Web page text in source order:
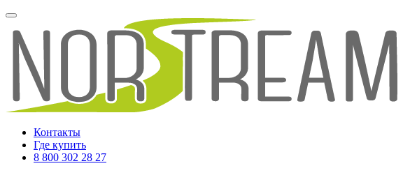
Контакты
Где купить
8 800 302 28 27